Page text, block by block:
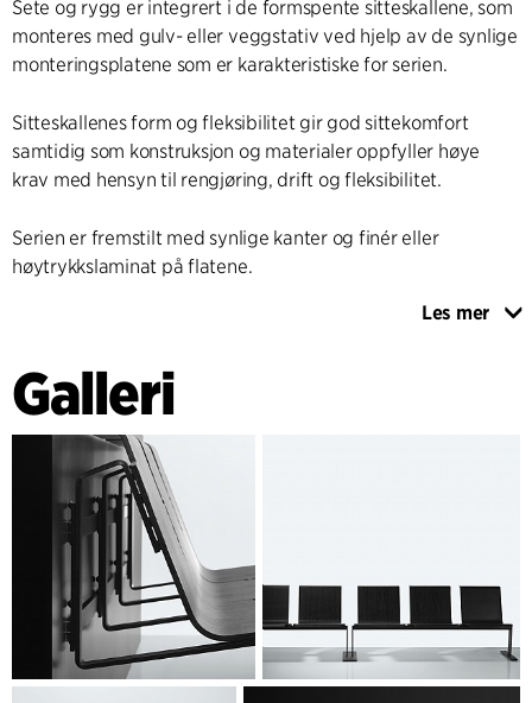
Sete og rygg er integrert i de formspente sitteskallene, som
monteres med gulv- eller veggstativ ved hjelp av de synlige
monteringsplatene som er karakteristiske for serien.
Sitteskallenes form og fleksibilitet gir god sittekomfort
samtidig som konstruksjon og materialer oppfyller høye
krav med hensyn til rengjøring, drift og fleksibilitet.
Serien er fremstilt med synlige kanter og finér eller
høytrykkslaminat på flatene.
www.magnus-olesen.dk
Les mer
Galleri